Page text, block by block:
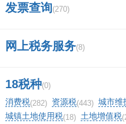
证券交易APP
广发证券营
发票查询(270)
网上税务服务(8)
18税种(0)
消费税(282) 资源税(443) 城市维
城镇土地使用税(18) 土地增值税